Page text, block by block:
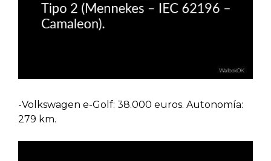
-Volkswagen e-Golf: 38.000 euros. Autonomía:
279 km.